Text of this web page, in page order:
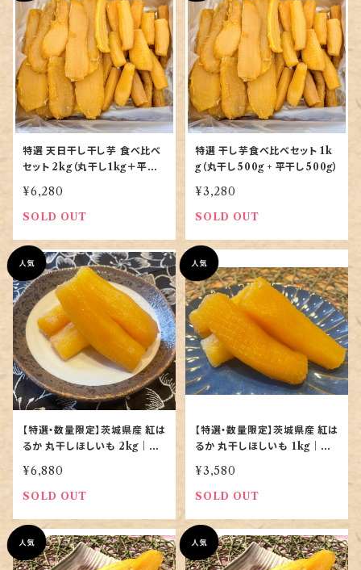
特選 天日干し干し芋 食べ比べ
セット 2kg（丸干し1kg＋平干
し1kg）
¥6,280
SOLD OUT
特選 干し芋食べ比べセット 1k
g（丸干し500g + 平干し500g）
¥3,280
SOLD OUT
【特選・数量限定】茨城県産 紅は
るか 丸干しほしいも 2kg｜無
添加・天日干し｜当店最高峰
¥6,880
SOLD OUT
【特選・数量限定】茨城県産 紅は
るか 丸干しほしいも 1kg｜無
添加・天日干し｜まずはこの一
箱
¥3,580
SOLD OUT